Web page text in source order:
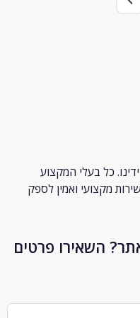
בעלי המקצוע
ואמין לספק
פרטים